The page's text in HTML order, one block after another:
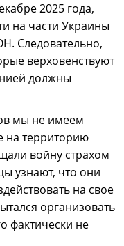
2025 года,
на части Украины
Следовательно,
верховенствуют
должны
мы не имеем
на территорию
войну страхом
узнают, что они
на свое
организовать
фактически не